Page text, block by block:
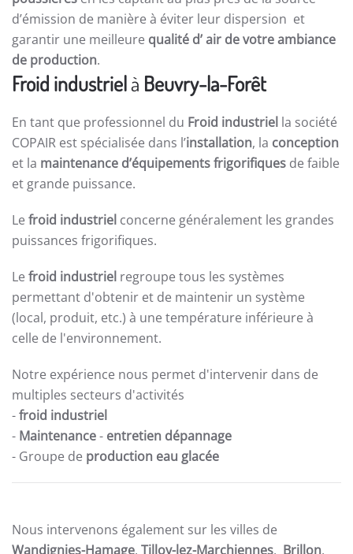
d’émission de manière à éviter leur dispersion et
garantir une meilleure qualité d’ air de votre ambiance
de production.
Froid industrielà Beuvry-la-Forêt
En tant que professionnel du Froid industriel la société
COPAIR est spécialisée dans l’installation, la conception
et la maintenance d’équipements frigorifiques de faible
et grande puissance.
Le froid industriel concerne généralement les grandes
puissances frigorifiques.
Le froid industriel regroupe tous les systèmes
permettant d'obtenir et de maintenir un système
(local, produit, etc.) à une température inférieure à
celle de l'environnement.
Notre expérience nous permet d'intervenir dans de
multiples secteurs d'activités
-froid industriel
- Maintenance- entretien dépannage
- Groupe de production eau glacée
Nous intervenons également sur les villes de
Wandignies-Hamage, Tilloy-lez-Marchiennes, Brillon,